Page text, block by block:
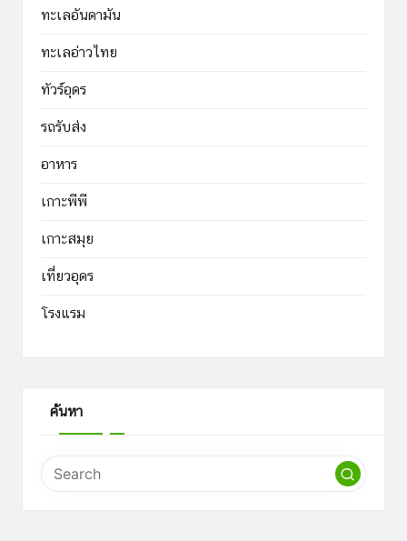
ทะเลอันดามัน
ทะเลอ่าวไทย
ทัวร์อุดร
รถรับส่ง
อาหาร
เกาะพีพี
เกาะสมุย
เที่ยวอุดร
โรงแรม
ค้นหา